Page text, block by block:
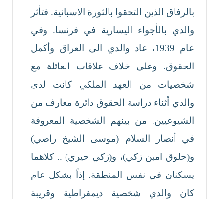
بالرفاق الذين التحقوا بالثورة الاسبانية. فتأثر
والدي بالأجواء اليسارية في فرنسا. وفي
عام 1939، عاد والدي الى العراق وأكمل
الحقوق. وعلى خلاف علاقات العائلة مع
شخصيات من العهد الملكي كانت لدى
والدي أثناء دراسة الحقوق دائرة معارف من
الشيوعيين. من بينهم الشخصية المعروفة
في أنصار السلام (موسى الشيخ راضي)
و(خلوق امين زكي)، و(زكي خيري) .. كلاهما
يسكنان في نفس المنطقة. إذاً بشكل عام
كان والدي شخصية ديمقراطية وقريبة